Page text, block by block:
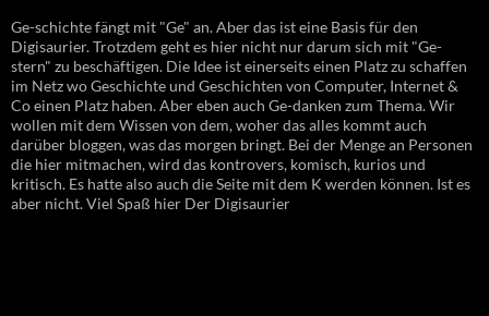
Ge-schichte fängt mit "Ge" an. Aber das ist eine Basis für den
Digisaurier. Trotzdem geht es hier nicht nur darum sich mit "Ge-
stern" zu beschäftigen. Die Idee ist einerseits einen Platz zu schaffen
im Netz wo Geschichte und Geschichten von Computer, Internet &
Co einen Platz haben. Aber eben auch Ge-danken zum Thema. Wir
wollen mit dem Wissen von dem, woher das alles kommt auch
darüber bloggen, was das morgen bringt. Bei der Menge an Personen
die hier mitmachen, wird das kontrovers, komisch, kurios und
kritisch. Es hatte also auch die Seite mit dem K werden können. Ist es
aber nicht. Viel Spaß hier Der Digisaurier